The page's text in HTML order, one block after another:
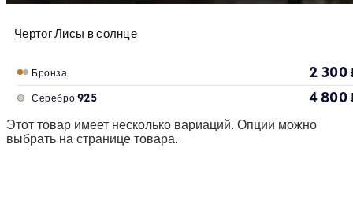
Чертог Лисы в солнце
Бронза 2 300
Серебро 925 4 800
Этот товар имеет несколько вариаций. Опции можно
выбрать на странице товара.